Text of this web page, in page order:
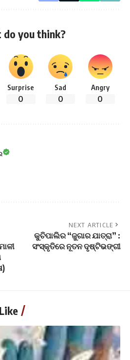
do you think?
Surprise
0
Sad
0
Angry
0
NEXT ARTICLE
କୁଚିପାଲିର “ଜୁଗାର ଯାତ୍ରା” :
ସଂସ୍କୃତିରେ ନୂତନ ଦୃଷ୍ଟିଭଙ୍ଗୀ